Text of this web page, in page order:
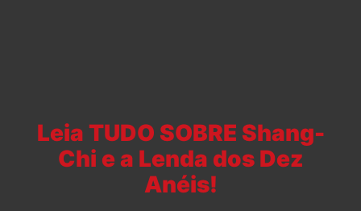
Leia TUDO SOBRE Shang-
Chi e a Lenda dos Dez
Anéis!